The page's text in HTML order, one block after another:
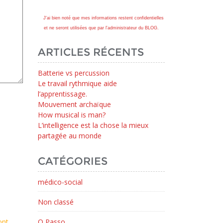
J'ai bien noté que mes informations restent confidentielles
et ne seront utilisées que par l'administrateur du BLOG.
ARTICLES RÉCENTS
Batterie vs percussion
Le travail rythmique aide
l’apprentissage.
Mouvement archaïque
How musical is man?
L’intelligence est la chose la mieux
partagée au monde
CATÉGORIES
médico-social
Non classé